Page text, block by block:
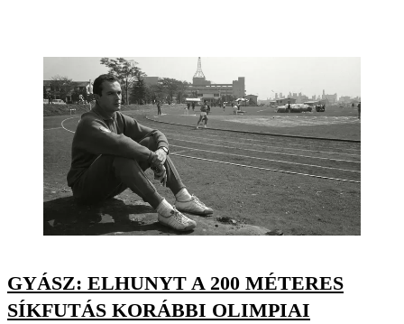
GYÁSZ: ELHUNYT A 200 MÉTERES
SÍKFUTÁS KORÁBBI OLIMPIAI